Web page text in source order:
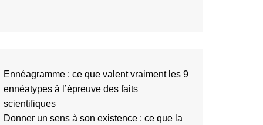
Ennéagramme : ce que valent vraiment les 9
ennéatypes à l’épreuve des faits
scientifiques
Donner un sens à son existence : ce que la